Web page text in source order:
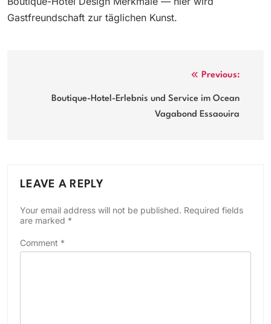
Gastfreundschaft zur täglichen Kunst.
navigation
Previous:
Boutique-Hotel-Erlebnis und Service im Ocean
Vagabond Essaouira
LEAVE A REPLY
Your email address will not be published. Required fields
are marked *
Comment *